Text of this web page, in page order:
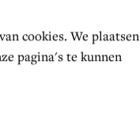
cookies. We plaatsen
pagina's te kunnen